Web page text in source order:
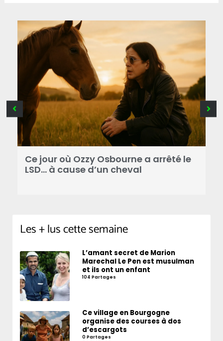
Ce jour où Ozzy Osbourne a arrêté le
LSD… à cause d’un cheval
Les + lus cette semaine
L’amant secret de Marion
Marechal Le Pen est musulman
et ils ont un enfant
104 Partages
Ce village en Bourgogne
organise des courses à dos
d’escargots
0 Partages